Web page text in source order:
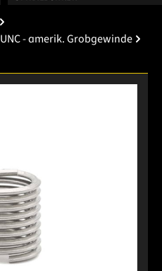
UNC - amerik. Grobgewinde